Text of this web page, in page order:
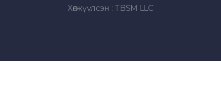
Хөгжүүлсэн : TBSM LLC